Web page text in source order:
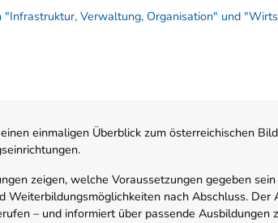
Verwaltung, Organisation" und
einmaligen Überblick zum österreichischen
zeigen, welche Voraussetzungen gegeben
Weiterbildungsmöglichkeiten nach Abschluss. Der
– und informiert über passende Ausbildungen